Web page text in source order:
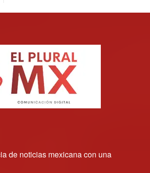
de noticias mexicana con una